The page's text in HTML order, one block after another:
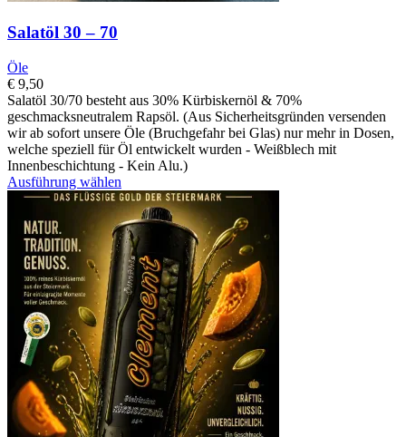
Salatöl 30 – 70
Öle
€ 9,50
Salatöl 30/70 besteht aus 30% Kürbiskernöl & 70%
geschmacksneutralem Rapsöl. (Aus Sicherheitsgründen versenden
wir ab sofort unsere Öle (Bruchgefahr bei Glas) nur mehr in Dosen,
welche speziell für Öl entwickelt wurden - Weißblech mit
Innenbeschichtung - Kein Alu.)
Ausführung wählen